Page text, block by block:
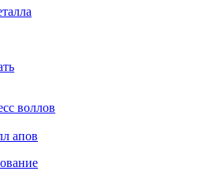
воллов
апов